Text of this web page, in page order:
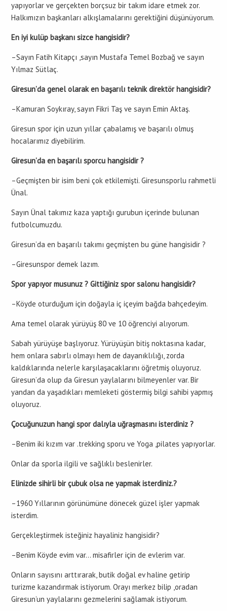
yapıyorlar ve gerçekten borçsuz bir takım idare etmek zor.
Halkımızın başkanları alkışlamalarını gerektiğini düşünüyorum.
En iyi kulüp başkanı sizce hangisidir?
–Sayın Fatih Kitapçı ,sayın Mustafa Temel Bozbağ ve sayın
Yılmaz Sütlaç.
Giresun’da genel olarak en başarılı teknik direktör hangisidir?
–Kamuran Soykıray, sayın Fikri Taş ve sayın Emin Aktaş.
Giresun spor için uzun yıllar çabalamış ve başarılı olmuş
hocalarımız diyebilirim.
Giresun’da en başarılı sporcu hangisidir ?
–Geçmişten bir isim beni çok etkilemişti. Giresunsporlu rahmetli
Ünal.
Sayın Ünal takımız kaza yaptığı gurubun içerinde bulunan
futbolcumuzdu.
Giresun’da en başarılı takımı geçmişten bu güne hangisidir ?
–Giresunspor demek lazım.
Spor yapıyor musunuz ? Gittiğiniz spor salonu hangisidir?
–Köyde oturduğum için doğayla iç içeyim bağda bahçedeyim.
Ama temel olarak yürüyüş 80 ve 10 öğrenciyi alıyorum.
Sabah yürüyüşe başlıyoruz. Yürüyüşün bitiş noktasına kadar,
hem onlara sabırlı olmayı hem de dayanıklılığı, zorda
kaldıklarında nelerle karşılaşacaklarını öğretmiş oluyoruz.
Giresun’da olup da Giresun yaylalarını bilmeyenler var. Bir
yandan da yaşadıkları memleketi göstermiş bilgi sahibi yapmış
oluyoruz.
Çocuğunuzun hangi spor dalıyla uğraşmasını isterdiniz ?
–Benim iki kızım var .trekking sporu ve Yoga ,pilates yapıyorlar.
Onlar da sporla ilgili ve sağlıklı beslenirler.
Elinizde sihirli bir çubuk olsa ne yapmak isterdiniz.?
–1960 Yıllarının görünümüne dönecek güzel işler yapmak
isterdim.
Gerçekleştirmek isteğiniz hayaliniz hangisidir?
–Benim Köyde evim var… misafirler için de evlerim var.
Onların sayısını arttırarak, butik doğal ev haline getirip
turizme kazandırmak istiyorum. Orayı merkez bilip ,oradan
Giresun’un yaylalarını gezmelerini sağlamak istiyorum.